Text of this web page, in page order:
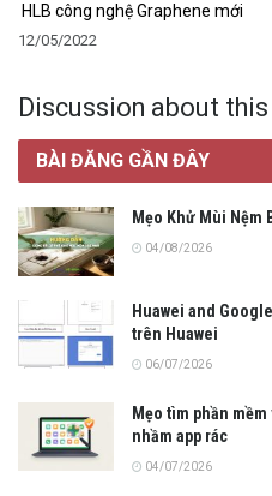
HLB công nghệ Graphene mới
12/05/2022
Discussion about
BÀI ĐĂNG GẦN ĐÂY
Mẹo Khử Mùi Nệm
04/08/2026
Huawei and
trên Huawei
06/07/2026
Mẹo tìm phần
nhầm app rác
04/07/2026